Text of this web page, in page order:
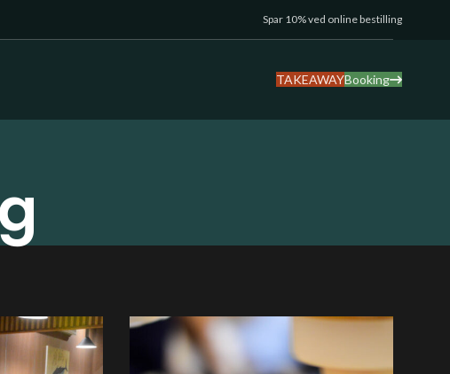
Spar 10% ved online bestilling
TAKEAWAYBooking